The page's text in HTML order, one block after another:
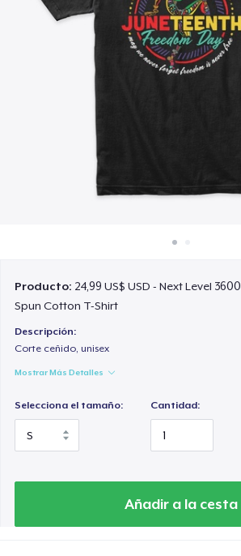
Venda en todas partes
Venda lo que sea
Producto: 24,99 US$ USD - Next Level
Spun Cotton T-Shirt
Descripción:
Corte ceñido, unisex
Mostrar Más Detalles
Selecciona el tamaño: Cantidad:
Añadir a la cesta